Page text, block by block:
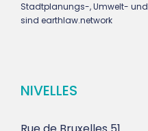
Stadtplanungs-, Umwelt-
sind earthlaw.network
NIVELLES